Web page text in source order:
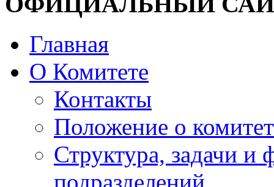
Главная
О Комитете
Контакты
Положение о
Структура, задачи и
подразделений